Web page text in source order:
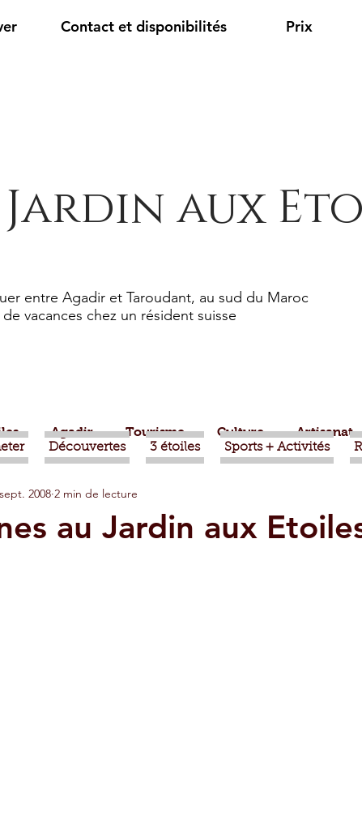
Contact et disponibilités Prix
Jardin aux
entre Agadir et Taroudant, au sud du Maroc
vacances chez un résident suisse
Découvertes 3 étoiles Sports + Activités
Agadir Tourisme Culture Artisanat
Politique Taroudant
au Jardin aux
2008 2 min de lecture